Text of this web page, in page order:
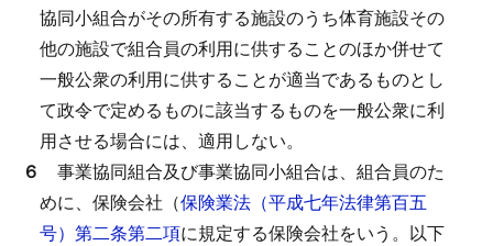
協同小組合がその所有する施設のうち体育施設その
他の施設で組合員の利用に供することのほか併せて
一般公衆の利用に供することが適当であるものとし
て政令で定めるものに該当するものを一般公衆に利
用させる場合には、適用しない。
６ 事業協同組合及び事業協同小組合は、組合員のた
めに、保険会社（保険業法（平成七年法律第百五
号）第二条第二項に規定する保険会社をいう。以下